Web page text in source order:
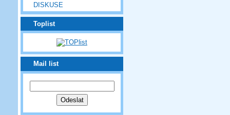
DISKUSE
Toplist
Mail list